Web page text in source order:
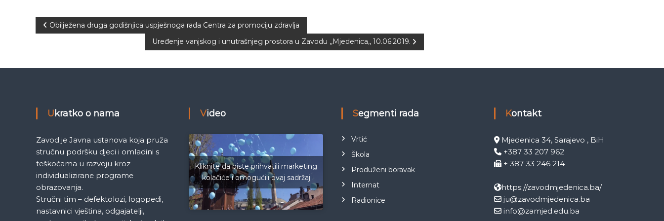
M
j
e
n
a
j
o
N
v
g
a
c
i
j
Obilježena druga godišnjica uspješnoga rada Centra za promociju zdravlja
Uređenje vanjskog i unutrašnjeg prostora u Zavodu ,,Mjedenica,, 10.06.2019.
Ukratko o nama
Zavod je Javna ustanova koja pruža
stručnu podršku djeci i omladini s
teškoćama u razvoju kroz
individualizirane programe
obrazovanja.
Stručni tim – defektolozi, logopedi,
nastavnici vještina, odgajatelji,
Video
Kliknite da biste prihvatili marketing
kolačiće i omogućili ovaj sadržaj
Segmenti rada
Vrtić
Škola
Produženi boravak
Internat
Radionice
Kontakt
Mjedenica 34, Sarajevo , BiH
+387 33 207 962
+ 387 33 246 214
https://zavodmjedenica.ba/
ju@zavodmjedenica.ba
info@zamjed.edu.ba